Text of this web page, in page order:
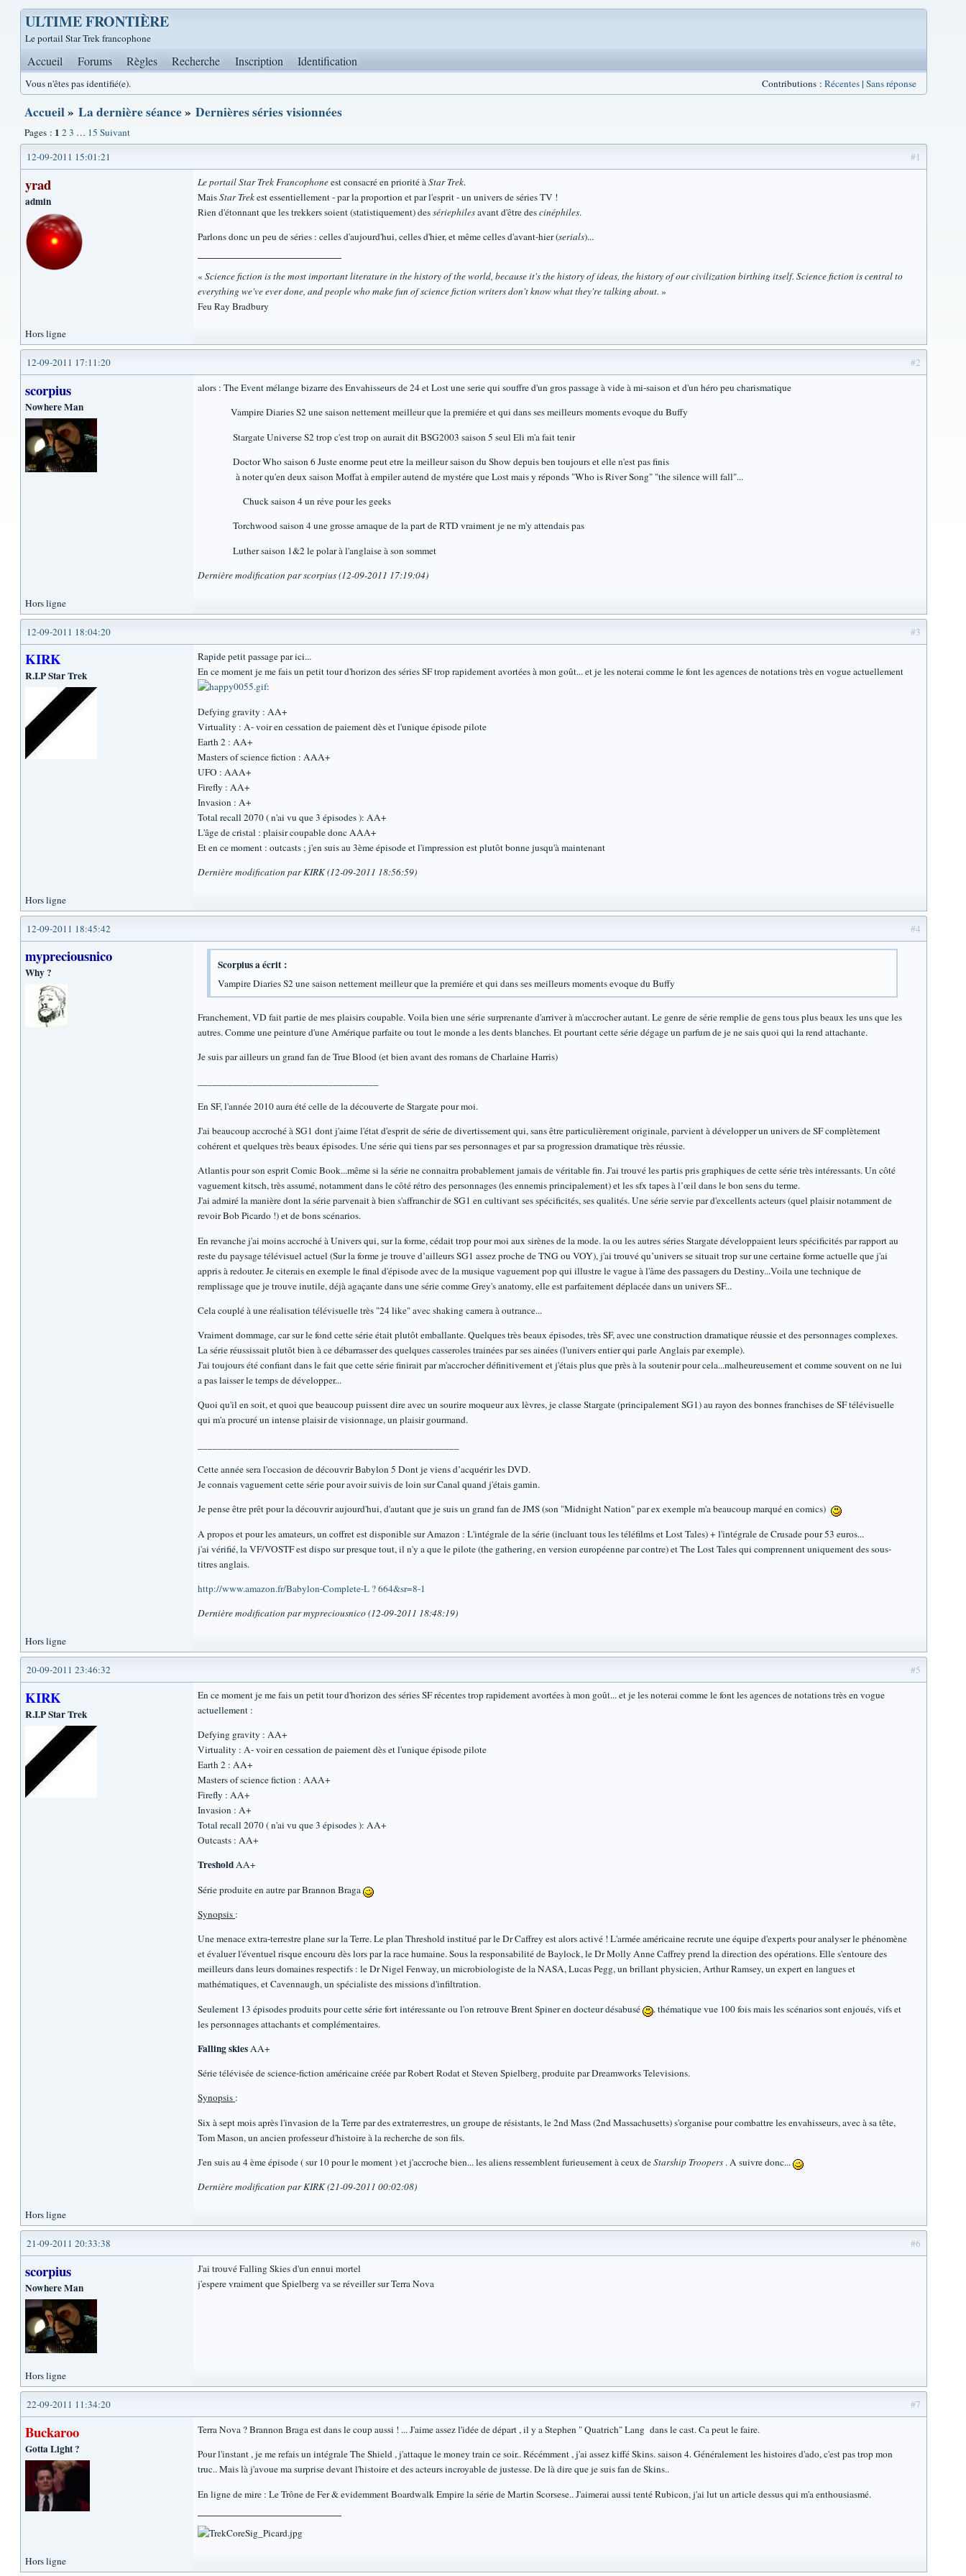
ULTIME FRONTIÈRE
Le portail Star Trek francophone
Accueil Forums Règles Recherche Inscription Identification
Vous n'êtes pas identifié(e). Contributions : Récentes| Sans réponse
Accueil» La dernière séance» Dernières séries visionnées
Pages : 1 23 … 15 Suivant
#1
12-09-2011 15:01:21
yrad
admin
Le portail Star Trek Francophoneest consacré en priorité àStar Trek.
MaisStar Trekest essentiellement - par la proportion et par l'esprit - un univers de séries TV !
Rien d'étonnant que les trekkers soient (statistiquement) dessériephilesavant d'être descinéphiles.
Parlons donc un peu de séries : celles d'aujourd'hui, celles d'hier, et même celles d'avant-hier (serials)...
« Science fiction is the most important literature in the history of the world, because it's the history of ideas, the history of our civilization birthing itself. Science fiction is central to
everything we've ever done, and people who make fun of science fiction writers don't know what they're talking about. »
Feu Ray Bradbury
Hors ligne
#2
12-09-2011 17:11:20
scorpius
Nowhere Man
alors : The Event mélange bizarre des Envahisseurs de 24 et Lost une serie qui souffre d'un gros passage à vide à mi-saison et d'un héro peu charismatique
Vampire Diaries S2 une saison nettement meilleur que la premiére et qui dans ses meilleurs moments evoque du Buffy
Stargate Universe S2 trop c'est trop on aurait dit BSG2003 saison 5 seul Eli m'a fait tenir
Doctor Who saison 6 Juste enorme peut etre la meilleur saison du Show depuis ben toujours et elle n'est pas finis
à noter qu'en deux saison Moffat à empiler autend de mystére que Lost mais y réponds "Who is River Song" "the silence will fall"...
Chuck saison 4 un réve pour les geeks
Torchwood saison 4 une grosse arnaque de la part de RTD vraiment je ne m'y attendais pas
Luther saison 1&2 le polar à l'anglaise à son sommet
Dernière modification par scorpius (12-09-2011 17:19:04)
Hors ligne
#3
12-09-2011 18:04:20
KIRK
R.I.P Star Trek
Rapide petit passage par ici...
En ce moment je me fais un petit tour d'horizon des séries SF trop rapidement avortées à mon goût... et je les noterai comme le font les agences de notations très en vogue actuellement
:
Defying gravity : AA+
Virtuality : A- voir en cessation de paiement dès et l'unique épisode pilote
Earth 2 : AA+
Masters of science fiction : AAA+
UFO : AAA+
Firefly : AA+
Invasion : A+
Total recall 2070 ( n'ai vu que 3 épisodes ): AA+
L'âge de cristal : plaisir coupable donc AAA+
Et en ce moment : outcasts ; j'en suis au 3ème épisode et l'impression est plutôt bonne jusqu'à maintenant
Dernière modification par KIRK (12-09-2011 18:56:59)
Hors ligne
#4
12-09-2011 18:45:42
mypreciousnico
Why ?
Scorpius a écrit :
Vampire Diaries S2 une saison nettement meilleur que la premiére et qui dans ses meilleurs moments evoque du Buffy
Franchement, VD fait partie de mes plaisirs coupable. Voila bien une série surprenante d'arriver à m'accrocher autant. Le genre de série remplie de gens tous plus beaux les uns que les
autres. Comme une peinture d'une Amérique parfaite ou tout le monde a les dents blanches. Et pourtant cette série dégage un parfum de je ne sais quoi qui la rend attachante.
Je suis par ailleurs un grand fan de True Blood (et bien avant des romans de Charlaine Harris)
En SF, l'année 2010 aura été celle de la découverte de Stargate pour moi.
J'ai beaucoup accroché à SG1 dont j'aime l'état d'esprit de série de divertissement qui, sans être particulièrement originale, parvient à développer un univers de SF complètement
cohérent et quelques très beaux épisodes. Une série qui tiens par ses personnages et par sa progression dramatique très réussie.
Atlantis pour son esprit Comic Book...même si la série ne connaitra probablement jamais de véritable fin. J'ai trouvé les partis pris graphiques de cette série très intéressants. Un côté
vaguement kitsch, très assumé, notamment dans le côté rétro des personnages (les ennemis principalement) et les sfx tapes à l’œil dans le bon sens du terme.
J'ai admiré la manière dont la série parvenait à bien s'affranchir de SG1 en cultivant ses spécificités, ses qualités. Une série servie par d'excellents acteurs (quel plaisir notamment de
revoir Bob Picardo !) et de bons scénarios.
En revanche j'ai moins accroché à Univers qui, sur la forme, cédait trop pour moi aux sirènes de la mode. la ou les autres séries Stargate développaient leurs spécificités par rapport au
reste du paysage télévisuel actuel (Sur la forme je trouve d’ailleurs SG1 assez proche de TNG ou VOY), j'ai trouvé qu’univers se situait trop sur une certaine forme actuelle que j'ai
appris à redouter. Je citerais en exemple le final d'épisode avec de la musique vaguement pop qui illustre le vague à l'âme des passagers du Destiny...Voila une technique de
remplissage que je trouve inutile, déjà agaçante dans une série comme Grey's anatomy, elle est parfaitement déplacée dans un univers SF...
Cela couplé à une réalisation télévisuelle très "24 like" avec shaking camera à outrance...
Vraiment dommage, car sur le fond cette série était plutôt emballante. Quelques très beaux épisodes, très SF, avec une construction dramatique réussie et des personnages complexes.
La série réussissait plutôt bien à ce débarrasser des quelques casseroles trainées par ses ainées (l'univers entier qui parle Anglais par exemple).
J'ai toujours été confiant dans le fait que cette série finirait par m'accrocher définitivement et j'étais plus que près à la soutenir pour cela...malheureusement et comme souvent on ne lui
a pas laisser le temps de développer...
Quoi qu'il en soit, et quoi que beaucoup puissent dire avec un sourire moqueur aux lèvres, je classe Stargate (principalement SG1) au rayon des bonnes franchises de SF télévisuelle
qui m'a procuré un intense plaisir de visionnage, un plaisir gourmand.
Cette année sera l'occasion de découvrir Babylon 5 Dont je viens d’acquérir les DVD.
Je connais vaguement cette série pour avoir suivis de loin sur Canal quand j'étais gamin.
Je pense être prêt pour la découvrir aujourd'hui, d'autant que je suis un grand fan de JMS (son "Midnight Nation" par ex exemple m'a beaucoup marqué en comics)
A propos et pour les amateurs, un coffret est disponible sur Amazon : L'intégrale de la série (incluant tous les téléfilms et Lost Tales) + l'intégrale de Crusade pour 53 euros...
j'ai vérifié, la VF/VOSTF est dispo sur presque tout, il n'y a que le pilote (the gathering, en version européenne par contre) et The Lost Tales qui comprennent uniquement des sous-
titres anglais.
http://www.amazon.fr/Babylon-Complete-L ? 664&sr=8-1
Dernière modification par mypreciousnico (12-09-2011 18:48:19)
Hors ligne
#5
20-09-2011 23:46:32
KIRK
R.I.P Star Trek
En ce moment je me fais un petit tour d'horizon des séries SF récentes trop rapidement avortées à mon goût... et je les noterai comme le font les agences de notations très en vogue
actuellement :
Defying gravity : AA+
Virtuality : A- voir en cessation de paiement dès et l'unique épisode pilote
Earth 2 : AA+
Masters of science fiction : AAA+
Firefly : AA+
Invasion : A+
Total recall 2070 ( n'ai vu que 3 épisodes ): AA+
Outcasts : AA+
TresholdAA+
Série produite en autre par Brannon Braga
Synopsis :
Une menace extra-terrestre plane sur la Terre. Le plan Threshold institué par le Dr Caffrey est alors activé ! L'armée américaine recrute une équipe d'experts pour analyser le phénomène
et évaluer l'éventuel risque encouru dès lors par la race humaine. Sous la responsabilité de Baylock, le Dr Molly Anne Caffrey prend la direction des opérations. Elle s'entoure des
meilleurs dans leurs domaines respectifs : le Dr Nigel Fenway, un microbiologiste de la NASA, Lucas Pegg, un brillant physicien, Arthur Ramsey, un expert en langues et
mathématiques, et Cavennaugh, un spécialiste des missions d'infiltration.
Seulement 13 épisodes produits pour cette série fort intéressante ou l'on retrouve Brent Spiner en docteur désabusé
. thématique vue 100 fois mais les scénarios sont enjoués, vifs et
les personnages attachants et complémentaires.
Falling skiesAA+
Série télévisée de science-fiction américaine créée par Robert Rodat et Steven Spielberg, produite par Dreamworks Televisions.
Synopsis :
Six à sept mois après l'invasion de la Terre par des extraterrestres, un groupe de résistants, le 2nd Mass (2nd Massachusetts) s'organise pour combattre les envahisseurs, avec à sa tête,
Tom Mason, un ancien professeur d'histoire à la recherche de son fils.
J'en suis au 4 ème épisode ( sur 10 pour le moment ) et j'accroche bien... les aliens ressemblent furieusement à ceux deStarship Troopers . A suivre donc...
Dernière modification par KIRK (21-09-2011 00:02:08)
Hors ligne
#6
21-09-2011 20:33:38
scorpius
Nowhere Man
J'ai trouvé Falling Skies d'un ennui mortel
j'espere vraiment que Spielberg va se réveiller sur Terra Nova
Hors ligne
#7
22-09-2011 11:34:20
Buckaroo
Gotta Light ?
Terra Nova ? Brannon Braga est dans le coup aussi ! ... J'aime assez l'idée de départ , il y a Stephen " Quatrich" Lang dans le cast. Ca peut le faire.
Pour l'instant , je me refais un intégrale The Shield , j'attaque le money train ce soir.. Récémment , j'ai assez kiffé Skins. saison 4. Généralement les histoires d'ado, c'est pas trop mon
truc.. Mais là j'avoue ma surprise devant l'histoire et des acteurs incroyable de justesse. De là dire que je suis fan de Skins..
En ligne de mire : Le Trône de Fer & evidemment Boardwalk Empire la série de Martin Scorsese.. J'aimerai aussi tenté Rubicon, j'ai lut un article dessus qui m'a enthousiasmé.
Hors ligne